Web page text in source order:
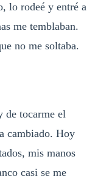
lo rodeé y entré a
me temblaban.
no me soltaba.
de tocarme el
cambiado. Hoy
mis manos
casi se me